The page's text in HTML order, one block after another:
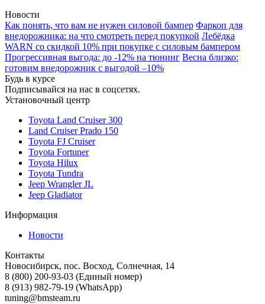
Новости
Как понять, что вам не нужен силовой бампер Фаркоп для
внедорожника: на что смотреть перед покупкой Лебёдка
WARN со скидкой 10% при покупке с силовым бампером
Прогрессивная выгода: до -12% на тюнинг Весна близко:
готовим внедорожник с выгодой –10%
Будь в курсе
Подписывайся на нас в соцсетях.
Установочный центр
Toyota Land Cruiser 300
Land Cruiser Prado 150
Toyota FJ Cruiser
Toyota Fortuner
Toyota Hilux
Toyota Tundra
Jeep Wrangler JL
Jeep Gladiator
Информация
Новости
Контакты
Новосибирск, пос. Восход, Солнечная, 14
8 (800) 200-93-03 (Единый номер)
8 (913) 982-79-19 (WhatsApp)
tuning@bmsteam.ru